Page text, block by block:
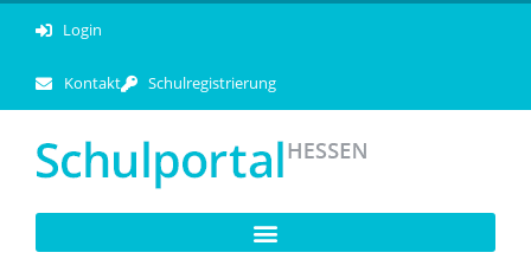
Login
Kontakt Schulregistrierung